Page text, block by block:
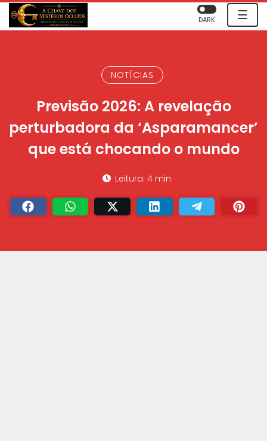
☰
DARK
NOTÍCIAS
Previsão 2026: A revelação
perturbadora da ‘Asparamancer’
que está chocando o mundo
Leitura: 4 min